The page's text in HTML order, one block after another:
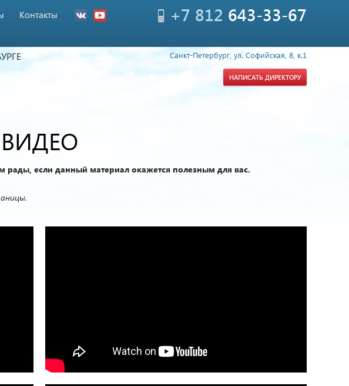
Контакты +7 812 643-33-67
Санкт-Петербург, ул. Софийская, 8, к.1
НАПИСАТЬ ДИРЕКТОРУ
ВИДЕО
рады, если данный материал окажется полезным для вас.